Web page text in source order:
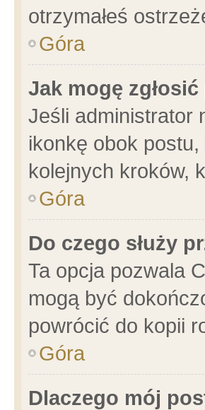
otrzymałeś
Góra
Jak mogę
Jeśli administrator
ikonkę obok
kolejnych kroków,
Góra
Do czego służy
Ta opcja pozwala
mogą być
powrócić do kopii
Góra
Dlaczego mój